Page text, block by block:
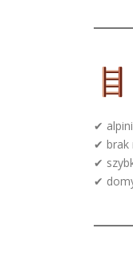
✔
✔ brak
✔
✔